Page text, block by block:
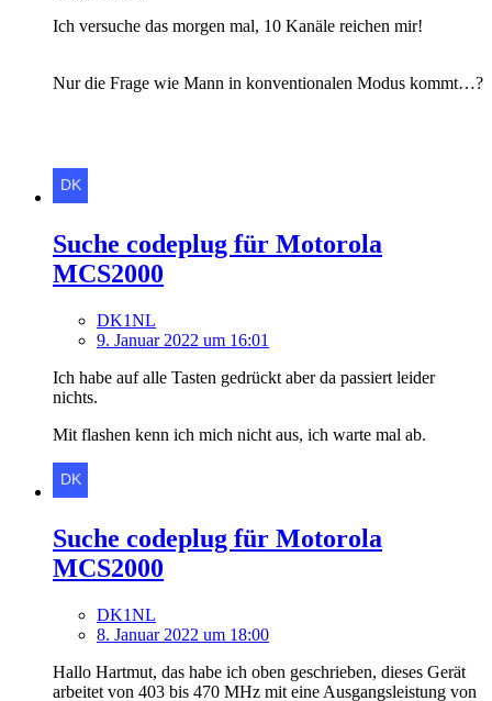
Ich versuche das morgen mal, 10 Kanäle reichen mir!
Nur die Frage wie Mann in konventionalen Modus kommt…?
Suche codeplug für Motorola
MCS2000
DK1NL
9. Januar 2022 um 16:01
Ich habe auf alle Tasten gedrückt aber da passiert leider
nichts.
Mit flashen kenn ich mich nicht aus, ich warte mal ab.
Suche codeplug für Motorola
MCS2000
DK1NL
8. Januar 2022 um 18:00
Hallo Hartmut, das habe ich oben geschrieben, dieses Gerät
arbeitet von 403 bis 470 MHz mit eine Ausgangsleistung von